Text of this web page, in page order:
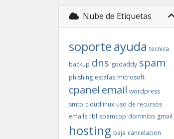
Nube de Etiquetas
soporteayuda tecnica
backup dns godaddy spam
phishing estafas microsoft
cpanel email wordpress
smtp cloudlinux uso de recursos
emails rbl spamcop dominios gmail
hosting baja cancelacion